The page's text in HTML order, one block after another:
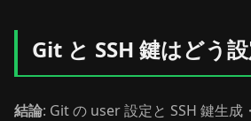
Git と SSH 鍵はどう
結論: Git の user 設定と SSH 鍵生成